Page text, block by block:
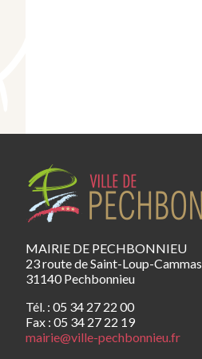
MAIRIE DE PECHBONNIEU
23 route de Saint-Loup-Cammas
31140 Pechbonnieu
Tél. : 05 34 27 22 00
Fax : 05 34 27 22 19
mairie@ville-pechbonnieu.fr